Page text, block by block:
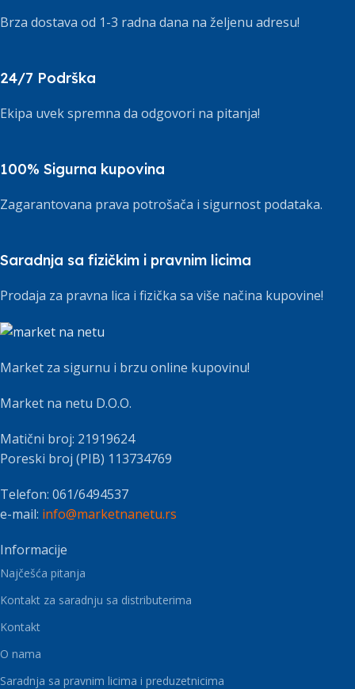
Brza dostava od 1-3 radna dana na željenu adresu!
24/7 Podrška
Ekipa uvek spremna da odgovori na pitanja!
100% Sigurna kupovina
Zagarantovana prava potrošača i sigurnost podataka.
Saradnja sa fizičkim i pravnim licima
Prodaja za pravna lica i fizička sa više načina kupovine!
Market za sigurnu i brzu online kupovinu!
Market na netu D.O.O.
Matični broj: 21919624
Poreski broj (PIB) 113734769
Telefon: 061/6494537
e-mail: info@marketnanetu.rs
Informacije
Najčešća pitanja
Kontakt za saradnju sa distributerima
Kontakt
O nama
Saradnja sa pravnim licima i preduzetnicima